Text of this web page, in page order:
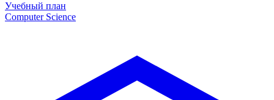
Учебный план
Computer Science